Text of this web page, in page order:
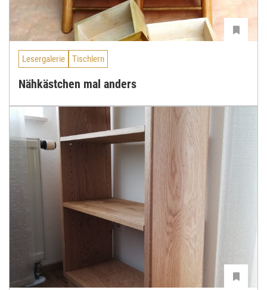
Lesergalerie Tischlern
Nähkästchen mal anders